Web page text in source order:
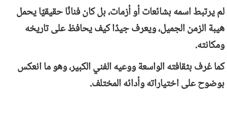
لم يرتبط اسمه بشائعات أو أزمات، بل كان فنانًا حقيقيًا يحمل
هيبة الزمن الجميل، ويعرف جيدًا كيف يحافظ على تاريخه
ومكانته.
كما عُرف بثقافته الواسعة ووعيه الفني الكبير، وهو ما انعكس
بوضوح على اختياراته وأدائه المختلف.